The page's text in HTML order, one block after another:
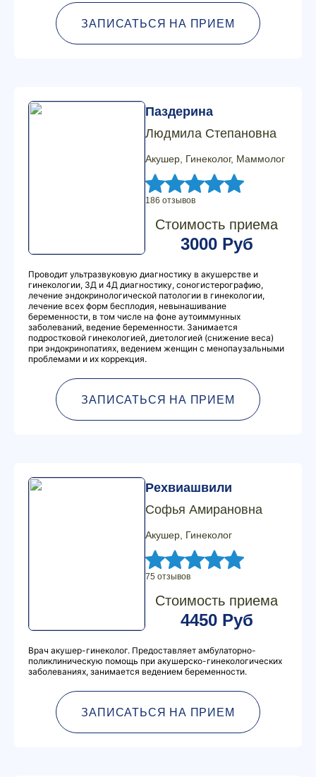
ЗАПИСАТЬСЯ НА ПРИЕМ
Паздерина
Людмила Степановна
Акушер, Гинеколог, Маммолог
186 отзывов
Стоимость приема
3000 Руб
Проводит ультразвуковую диагностику в акушерстве и
гинекологии, 3Д и 4Д диагностику, соногистерографию,
лечение эндокринологической патологии в гинекологии,
лечение всех форм бесплодия, невынашивание
беременности, в том числе на фоне аутоиммунных
заболеваний, ведение беременности. Занимается
подростковой гинекологией, диетологией (снижение веса)
при эндокринопатиях, ведением женщин с менопаузальными
проблемами и их коррекция.
ЗАПИСАТЬСЯ НА ПРИЕМ
Рехвиашвили
Софья Амирановна
Акушер, Гинеколог
75 отзывов
Стоимость приема
4450 Руб
Врач акушер-гинеколог. Предоставляет амбулаторно-
поликлиническую помощь при акушерско-гинекологических
заболеваниях, занимается ведением беременности.
ЗАПИСАТЬСЯ НА ПРИЕМ